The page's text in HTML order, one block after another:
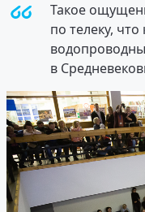
Такое
по телеку,
в